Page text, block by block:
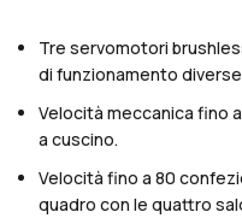
Tre servomotori
di funzionamento
Velocità meccanica fino
a cuscino.
Velocità fino a 80
quadro con le quattro